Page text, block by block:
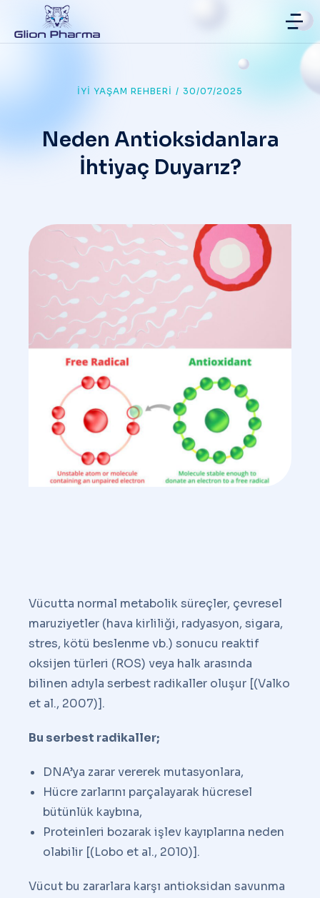
İYI YAŞAM REHBERI / 30/07/2025
Neden Antioksidanlara
İhtiyaç Duyarız?
Vücutta normal metabolik süreçler, çevresel
maruziyetler (hava kirliliği, radyasyon, sigara,
stres, kötü beslenme vb.) sonucu reaktif
oksijen türleri (ROS) veya halk arasında
bilinen adıyla serbest radikaller oluşur [(Valko
et al., 2007)].
Bu serbest radikaller;
DNA’ya zarar vererek mutasyonlara,
Hücre zarlarını parçalayarak hücresel
bütünlük kaybına,
Proteinleri bozarak işlev kayıplarına neden
olabilir [(Lobo et al., 2010)].
Vücut bu zararlara karşı antioksidan savunma